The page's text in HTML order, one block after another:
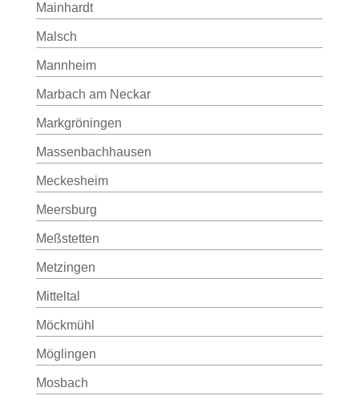
Mainhardt
Malsch
Mannheim
Marbach am Neckar
Markgröningen
Massenbachhausen
Meckesheim
Meersburg
Meßstetten
Metzingen
Mitteltal
Möckmühl
Möglingen
Mosbach